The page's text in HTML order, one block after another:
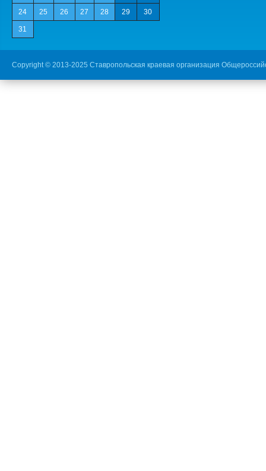
24 25 26 27 28 29 30
31
Copyright © 2013-2025 Ставропольская краевая организация